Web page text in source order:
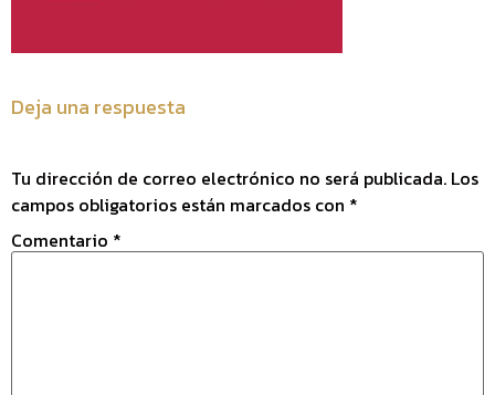
Deja una respuesta
Tu dirección de correo electrónico no será publicada. Los
campos obligatorios están marcados con *
Comentario *